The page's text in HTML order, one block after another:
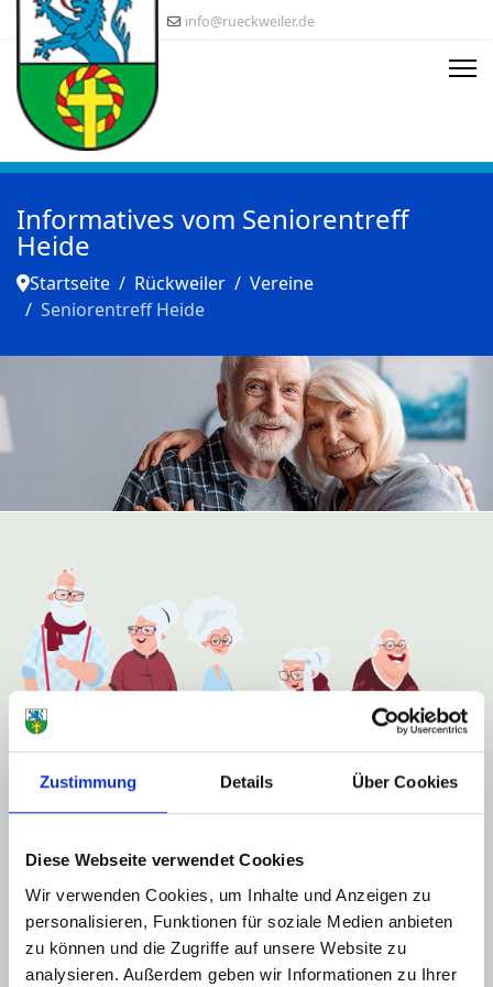
Zustimmung Details Über Cookies
Diese Webseite verwendet Cookies
Wir verwenden Cookies, um Inhalte und Anzeigen zu
personalisieren, Funktionen für soziale Medien anbieten
zu können und die Zugriffe auf unsere Website zu
analysieren. Außerdem geben wir Informationen zu Ihrer
info@rueckweiler.de
Informatives vom Seniorentreff
Heide
Startseite Rückweiler
Vereine
Seniorentreff Heide
Gerlinde Werle,
Flurstraße 6
55776 Rückweiler
oder unter Telefonnummer:
06789/398